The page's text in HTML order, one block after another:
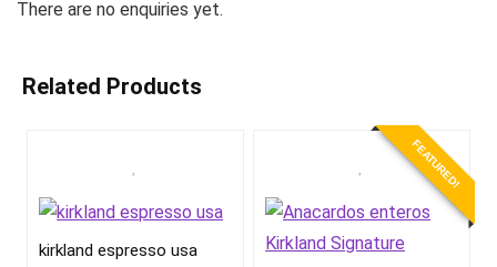
There are no enquiries yet.
Related Products
kirkland espresso usa
FEATURED!